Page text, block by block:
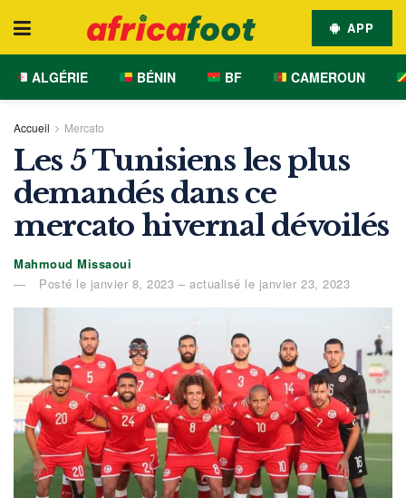
APP
ALGÉRIE BÉNIN BF CAMEROUN
Accueil Mercato
Les 5 Tunisiens les plus
demandés dans ce
mercato hivernal dévoilés
Mahmoud Missaoui
Posté le janvier 8, 2023 – actualisé le janvier 23, 2023